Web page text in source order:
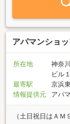
アパマンショ
所在地
神奈
ビル
最寄駅
京浜
情報提供元
アパ
（土日祝日はＡＭ